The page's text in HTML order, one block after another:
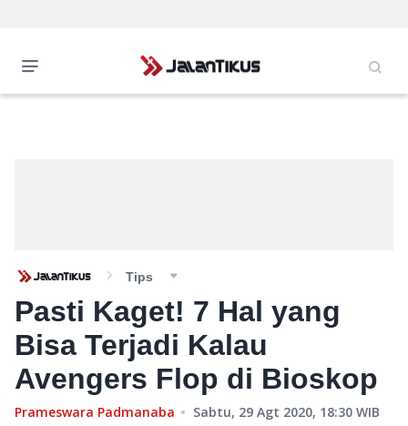
Tips
Pasti Kaget! 7 Hal yang
Bisa Terjadi Kalau
Avengers Flop di Bioskop
Prameswara Padmanaba Sabtu, 29 Agt 2020, 18:30 WIB